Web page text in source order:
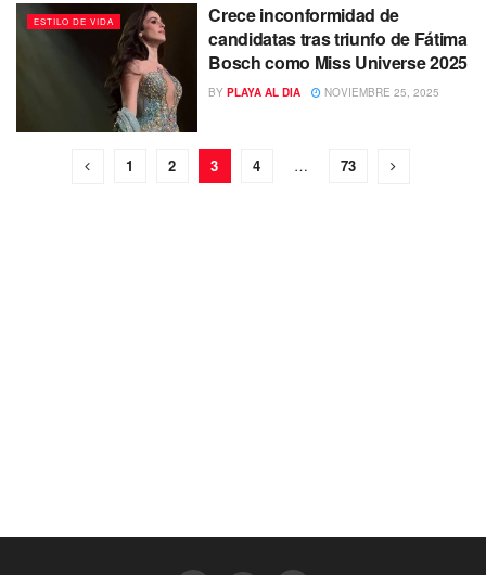
ESTILO DE VIDA
Crece inconformidad de
candidatas tras triunfo de Fátima
Bosch como Miss Universe 2025
BY PLAYA AL DIA NOVIEMBRE 25, 2025
1 2 3 4 … 73